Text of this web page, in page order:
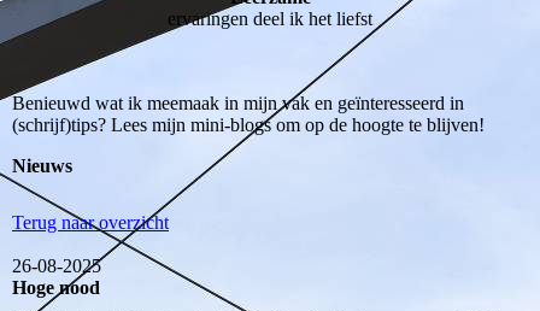
ervaringen deel ik het liefst
Benieuwd wat ik meemaak in mijn vak en geïnteresseerd in
(schrijf)tips? Lees mijn mini-blogs om op de hoogte te blijven!
Nieuws
Terug naar overzicht
26-08-2025
Hoge nood